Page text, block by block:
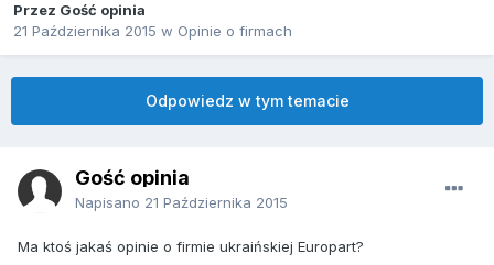
Przez Gość opinia
21 Października 2015 w Opinie o firmach
Odpowiedz w tym temacie
Gość opinia
Napisano 21 Października 2015
Ma ktoś jakaś opinie o firmie ukraińskiej Europart?